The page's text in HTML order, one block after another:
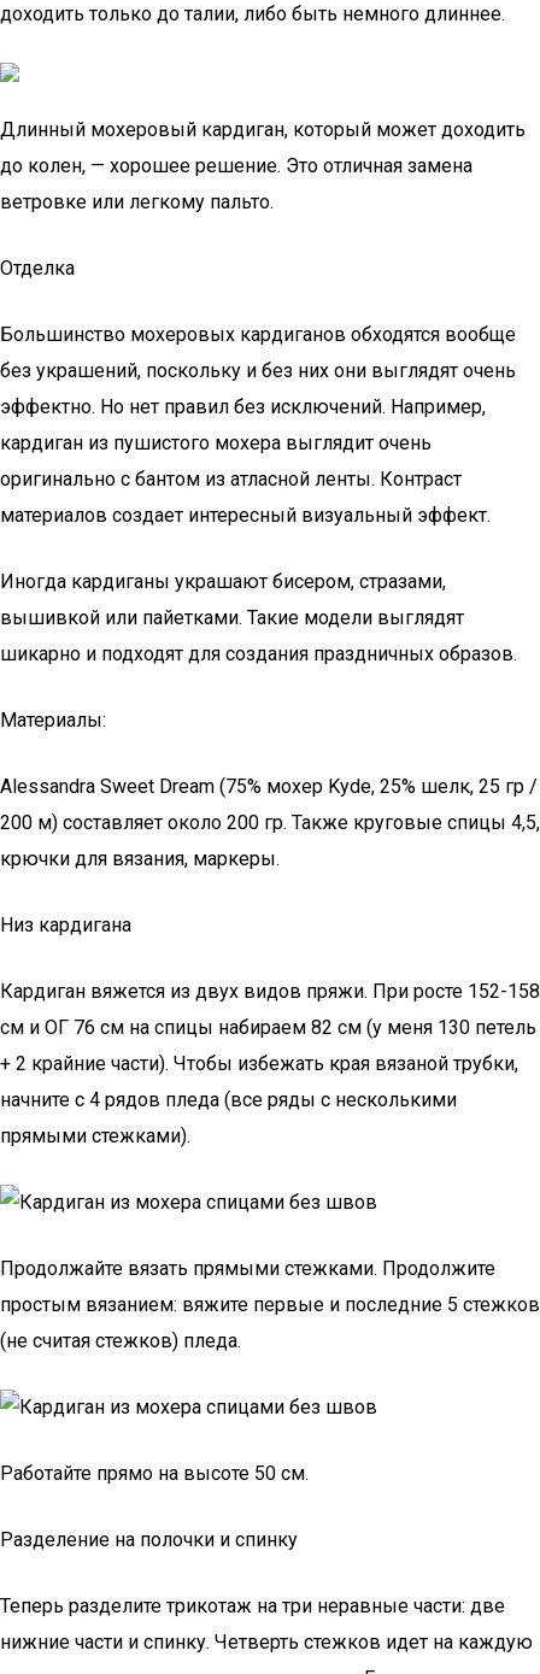
доходить только до талии, либо быть немного длиннее.
Длинный мохеровый кардиган, который может доходить
до колен, — хорошее решение. Это отличная замена
ветровке или легкому пальто.
Отделка
Большинство мохеровых кардиганов обходятся вообще
без украшений, поскольку и без них они выглядят очень
эффектно. Но нет правил без исключений. Например,
кардиган из пушистого мохера выглядит очень
оригинально с бантом из атласной ленты. Контраст
материалов создает интересный визуальный эффект.
Иногда кардиганы украшают бисером, стразами,
вышивкой или пайетками. Такие модели выглядят
шикарно и подходят для создания праздничных образов.
Материалы:
Alessandra Sweet Dream (75% мохер Kyde, 25% шелк, 25 гр /
200 м) составляет около 200 гр. Также круговые спицы 4,5,
крючки для вязания, маркеры.
Низ кардигана
Кардиган вяжется из двух видов пряжи. При росте 152-158
см и ОГ 76 см на спицы набираем 82 см (у меня 130 петель
+ 2 крайние части). Чтобы избежать края вязаной трубки,
начните с 4 рядов пледа (все ряды с несколькими
прямыми стежками).
Продолжайте вязать прямыми стежками. Продолжите
простым вязанием: вяжите первые и последние 5 стежков
(не считая стежков) пледа.
Работайте прямо на высоте 50 см.
Разделение на полочки и спинку
Теперь разделите трикотаж на три неравные части: две
нижние части и спинку. Четверть стежков идет на каждую